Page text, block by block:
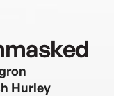
Hurley